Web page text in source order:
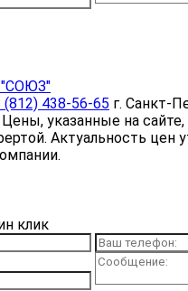
(812) 438-56-65 г. Санкт-
Цены, указанные на
Актуальность цен
клик